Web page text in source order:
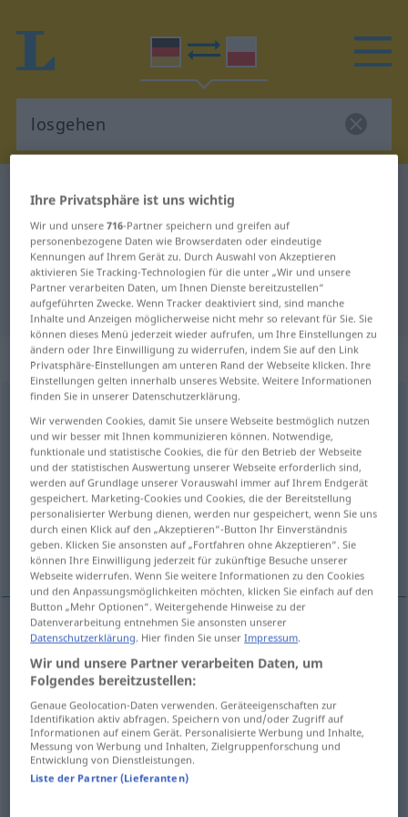
Deutsch-Polnisch Wörterbuch
Deutsch-Polnisch Übersetzung für
"losgehen"
"losgehen" Polnisch Übersetzung
„losgehen“: intransitives Verb
losgehen
Übersicht aller Übersetzungen
(Für mehr Details die Übersetzung anklicken/antippen)
wyruszać, wymaszerować, wypalić
Weitere Beispiele...
wyruszać<-szyć>,wymaszerować pf
losgehen
weggehen
wypalićpf losgehenGewehr
Beispiele
Ihre Privatsphäre ist uns wichtig
Wir und unsere716-Partner speichern und greifen auf
personenbezogene Daten wie Browserdaten oder eindeutige
Kennungen auf Ihrem Gerät zu. Durch Auswahl von Akzeptieren
aktivieren Sie Tracking-Technologien für die unter „Wir und unsere
Partner verarbeiten Daten, um Ihnen Dienste bereitzustellen“
aufgeführten Zwecke. Wenn Tracker deaktiviert sind, sind manche
Inhalte und Anzeigen möglicherweise nicht mehr so relevant für Sie. Sie
können dieses Menü jederzeit wieder aufrufen, um Ihre Einstellungen zu
ändern oder Ihre Einwilligung zu widerrufen, indem Sie auf den Link
Privatsphäre-Einstellungen am unteren Rand der Webseite klicken. Ihre
Einstellungen gelten innerhalb unseres Website. Weitere Informationen
finden Sie in unserer Datenschutzerklärung.
Wir verwenden Cookies, damit Sie unsere Webseite bestmöglich nutzen
und wir besser mit Ihnen kommunizieren können. Notwendige,
funktionale und statistische Cookies, die für den Betrieb der Webseite
und der statistischen Auswertung unserer Webseite erforderlich sind,
werden auf Grundlage unserer Vorauswahl immer auf Ihrem Endgerät
gespeichert. Marketing-Cookies und Cookies, die der Bereitstellung
personalisierter Werbung dienen, werden nur gespeichert, wenn Sie uns
durch einen Klick auf den „Akzeptieren“-Button Ihr Einverständnis
geben. Klicken Sie ansonsten auf „Fortfahren ohne Akzeptieren“. Sie
können Ihre Einwilligung jederzeit für zukünftige Besuche unserer
Webseite widerrufen. Wenn Sie weitere Informationen zu den Cookies
und den Anpassungsmöglichkeiten möchten, klicken Sie einfach auf den
Button „Mehr Optionen“. Weitergehende Hinweise zu der
Datenverarbeitung entnehmen Sie ansonsten unserer
Datenschutzerklärung. Hier finden Sie unserImpressum.
Wir und unsere Partner verarbeiten Daten, um
Folgendes bereitzustellen:
Genaue Geolocation-Daten verwenden. Geräteeigenschaften zur
Identifikation aktiv abfragen. Speichern von und/oder Zugriff auf
Informationen auf einem Gerät. Personalisierte Werbung und Inhalte,
Messung von Werbung und Inhalten, Zielgruppenforschung und
Entwicklung von Dienstleistungen.
Liste der Partner (Lieferanten)